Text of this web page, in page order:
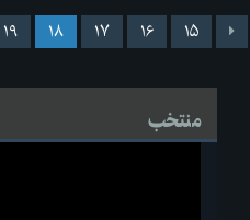
۱۵ ۱۶ ۱۷ ۱۸ ۱۹
منتخب